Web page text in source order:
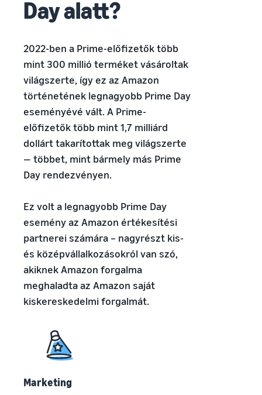
növekedés. Leszel
te a következő?
szállítási
költségek az
alacsony árú
termékekhez
Tájékozódjon a
Fulfilment by
Amazon
szolgáltatás
alacsony árú
termékeire
vonatkozó
díjszabásáról,
terjedő árú,
jogosult
termékekre
vonatkozik.
Amazon-on,
márkavédelmi
és marketing
Hogyan lehet online
Bővítse online étrend-
kiegészítők értékesítését
Hogyan lehet online
eladni a fejhallgatót
Adjon fejhallgatót
ügyfeleknek világszerte
Hogyan lehet online
pólókat értékesíteni
Bővítse póló márkáját
Day alatt?
2022-ben a Prime-előfizetők több
mint 300 millió terméket vásároltak
világszerte, így ez az Amazon
történetének legnagyobb Prime Day
eseményévé vált. A Prime-
előfizetők több mint 1,7 milliárd
dollárt takarítottak meg világszerte
— többet, mint bármely más Prime
Day rendezvényen.
Ez volt a legnagyobb Prime Day
esemény az Amazon értékesítési
partnerei számára – nagyrészt kis-
és középvállalkozásokról van szó,
akiknek Amazon forgalma
meghaladta az Amazon saját
kiskereskedelmi forgalmát.
Marketing